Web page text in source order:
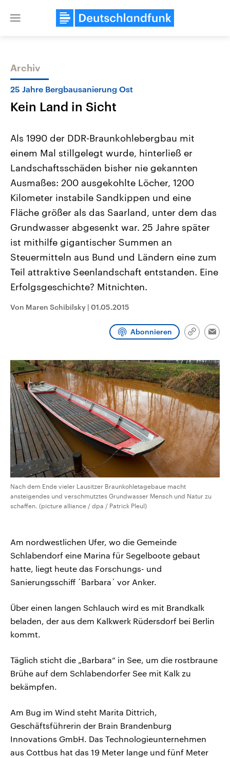
Close
Themen
Landtagswahl Sachsen-Anhalt
2026
Alle Informationen
Sachsen-Anhalt wählt am 6.
September 2026 einen neuen
Landtag. Seit 2021 wird das
Bundesland von einer Koalition aus
Umfragen, Prognosen,
Wahlprogramme, aktuelle Berichte
und Hintergründe zu den Parteien
und Kandidaten der anstehenden
Wahl.
USA
Aktuelle Beiträge,
Hintergründe
Wirtschaftlich und
gehören die Vereinigten
den mächtigsten Ländern
mit großem Einfluss auf
Sendungen Programm Podcasts
Audio-Archiv
Archiv
25 Jahre Bergbausanierung Ost
Kein Land in Sicht
Als 1990 der DDR-Braunkohlebergbau mit
einem Mal stillgelegt wurde, hinterließ er
Landschaftsschäden bisher nie gekannten
Ausmaßes: 200 ausgekohlte Löcher, 1200
Kilometer instabile Sandkippen und eine
Fläche größer als das Saarland, unter dem das
Grundwasser abgesenkt war. 25 Jahre später
ist mithilfe gigantischer Summen an
Steuermitteln aus Bund und Ländern eine zum
Teil attraktive Seenlandschaft entstanden. Eine
Erfolgsgeschichte? Mitnichten.
Von Maren Schibilsky | 01.05.2015
Abonnieren
Link
Nach dem Ende vieler Lausitzer Braunkohletagebaue macht
ansteigendes und verschmutztes Grundwasser Mensch und Natur zu
schaffen. (picture alliance / dpa / Patrick Pleul)
Am nordwestlichen Ufer, wo die Gemeinde
Schlabendorf eine Marina für Segelboote gebaut
hatte, liegt heute das Forschungs- und
Sanierungsschiff ´Barbara´ vor Anker.
Über einen langen Schlauch wird es mit Brandkalk
beladen, der aus dem Kalkwerk Rüdersdorf bei Berlin
kommt.
Täglich sticht die „Barbara“ in See, um die rostbraune
Brühe auf dem Schlabendorfer See mit Kalk zu
bekämpfen.
Am Bug im Wind steht Marita Dittrich,
Geschäftsführerin der Brain Brandenburg
Innovations GmbH. Das Technologieunternehmen
aus Cottbus hat das 19 Meter lange und fünf Meter